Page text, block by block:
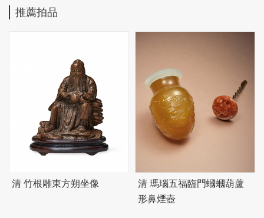
推薦拍品
清 竹根雕東方朔坐像
清 瑪瑙五福臨門蟈蟈葫蘆
形鼻煙壺